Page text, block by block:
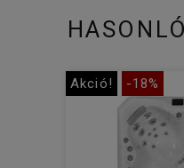
Akció! -18%